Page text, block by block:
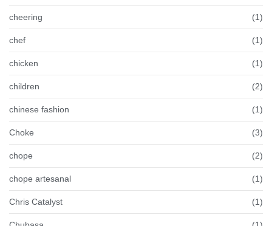
cheering (1)
chef (1)
chicken (1)
children (2)
chinese fashion (1)
Choke (3)
chope (2)
chope artesanal (1)
Chris Catalyst (1)